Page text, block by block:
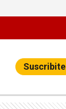
Suscribite